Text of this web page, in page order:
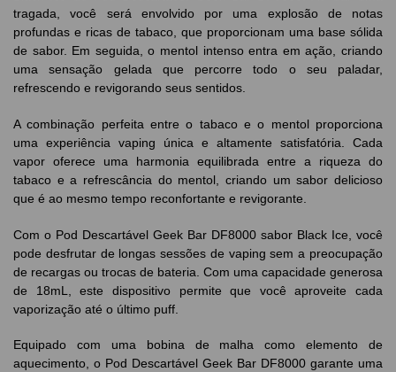
tragada, você será envolvido por uma explosão de notas
profundas e ricas de tabaco, que proporcionam uma base sólida
de sabor. Em seguida, o mentol intenso entra em ação, criando
uma sensação gelada que percorre todo o seu paladar,
refrescendo e revigorando seus sentidos.
A combinação perfeita entre o tabaco e o mentol proporciona
uma experiência vaping única e altamente satisfatória. Cada
vapor oferece uma harmonia equilibrada entre a riqueza do
tabaco e a refrescância do mentol, criando um sabor delicioso
que é ao mesmo tempo reconfortante e revigorante.
Com o Pod Descartável Geek Bar DF8000 sabor Black Ice, você
pode desfrutar de longas sessões de vaping sem a preocupação
de recargas ou trocas de bateria. Com uma capacidade generosa
de 18mL, este dispositivo permite que você aproveite cada
vaporização até o último puff.
Equipado com uma bobina de malha como elemento de
aquecimento, o Pod Descartável Geek Bar DF8000 garante uma